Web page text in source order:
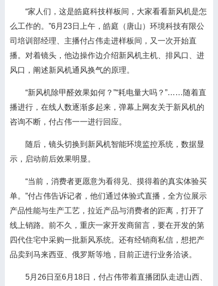
“家人们，这是皓庭科技样板间，大家看看新风机是怎
么工作的。”6月23日上午，皓庭（唐山）环境科技有限公
司培训部经理、主播付占伟走进样板间，又一次开始直
播。对着镜头，他边操作边介绍新风机主机、排风口、进
风口，阐述新风机通风换气的原理。
“新风机除甲醛效果如何？”“耗电量大吗？”……随着直
播进行，在线人数逐渐多起来，弹幕上网友关于新风机的
咨询不断，付占伟一一进行回应。
随后，镜头切换到新风机智能环境监控系统，数据显
示，启动前后效果明显。
“当前，消费者更愿意为看得见、摸得着的真实体验买
单。”付占伟告诉记者，他们通过体验式直播，全方位展示
产品性能与生产工艺，拉近产品与消费者的距离，打开了
线上销路。前不久，重庆一家开发商留言，要在开发的第
四代住宅中采购一批新风系统。还有经销商私信，想把产
品卖到马来西亚、俄罗斯等地，目前正进行业务洽谈。
5月26日至6月18日，付占伟带着直播团队走进山西、